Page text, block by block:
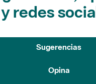
Sugerencias